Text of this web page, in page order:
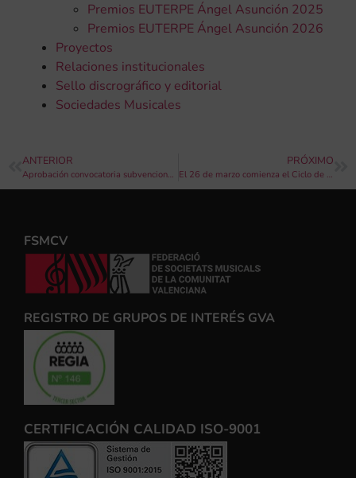
Premios EUTERPE Ángel Asunción 2025
Premios EUTERPE Ángel Asunción 2026
Proyectos
Relaciones institucionales
Sello discrográfico y editorial
Sociedades Musicales
ANTERIOR
Aprobación convocatoria subvenciones a asociaciones de la localidad de Barxeta
PRÓXIMO
El 26 de marzo comienza el Ciclo de Conciertos CaixaBank de Música de Cámara de la Comunidad Valenciana en la Alquería Julià – Casa de la Música
FSMCV
REGISTRO DE GRUPOS DE INTERÉS GVA
CERTIFICACIÓN CALIDAD ISO-9001